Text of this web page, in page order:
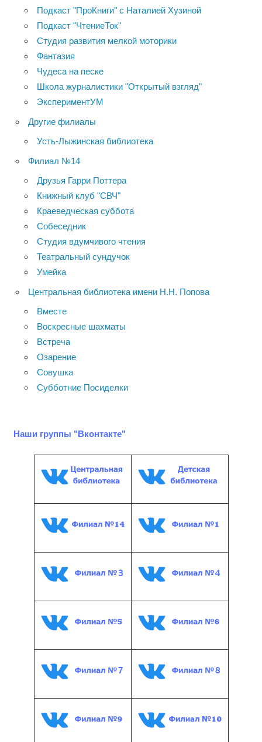
Подкаст "ПроКниги" с Наталией Хузиной
Подкаст "ЧтениеТок"
Студия развития мелкой моторики
Фантазия
Чудеса на песке
Школа журналистики "Открытый взгляд"
ЭкспериментУМ
Другие филиалы
Усть-Лыжинская библиотека
Филиал №14
Друзья Гарри Поттера
Книжный клуб "СВЧ"
Краеведческая суббота
Собеседник
Студия вдумчивого чтения
Театральный сундучок
Умейка
Центральная библиотека имени Н.Н. Попова
Вместе
Воскресные шахматы
Встреча
Озарение
Совушка
Субботние Посиделки
Наши группы "Вконтакте"